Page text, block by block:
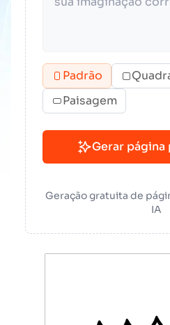
Padrão
Paisagem
Gerar
Geração gratuita de
IA